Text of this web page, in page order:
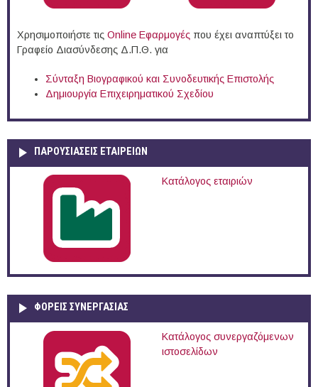
Χρησιμοποιήστε τις Online Eφαρμογές που έχει αναπτύξει το
Γραφείο Διασύνδεσης Δ.Π.Θ. για
Σύνταξη Βιογραφικού και Συνοδευτικής Επιστολής
Δημιουργία Επιχειρηματικού Σχεδίου
ΠΑΡΟΥΣΙΆΣΕΙΣ ΕΤΑΙΡΕΙΏΝ
Κατάλογος εταιριών
ΦΟΡΕΙΣ ΣΥΝΕΡΓΑΣΙΑΣ
Κατάλογος συνεργαζόμενων
ιστοσελίδων